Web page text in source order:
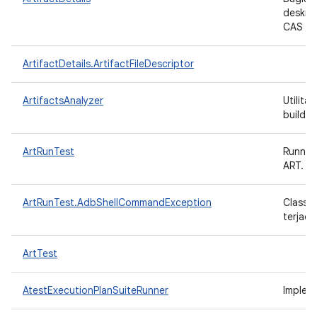
CAS
ArtifactDetails.ArtifactFileDescriptor
ArtifactsAnalyzer
Utilitas
build
ArtRunTest
ART.
ArtRunTest.AdbShellCommandException
Class
terjadi
ArtTest
AtestExecutionPlanSuiteRunner